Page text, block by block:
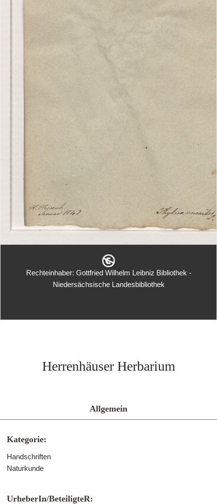
Rechteinhaber: Gottfried Wilhelm Leibniz Bibliothek -
Niedersächsische Landesbibliothek
Herrenhäuser Herbarium
Allgemein
Kategorie:
Handschriften
Naturkunde
UrheberIn/BeteiligteR: